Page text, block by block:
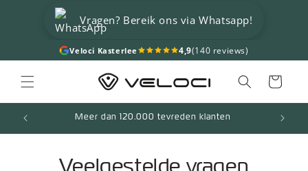
naar de
content
Vragen? Bereik ons via Whatsapp!
Veloci Kasterlee 4,9(140 reviews)
Winkelwagen
Meer dan 120.000 tevreden klanten
Veelgestelde vragen